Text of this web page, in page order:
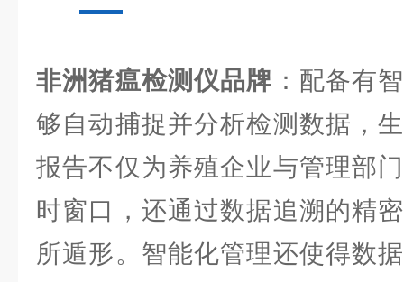
非洲猪瘟检测仪品牌 ：配备有
够自动捕捉并分析检测数据，
报告不仅为养殖企业与管理部
时窗口，还通过数据追溯的精
所遁形。智能化管理还使得数